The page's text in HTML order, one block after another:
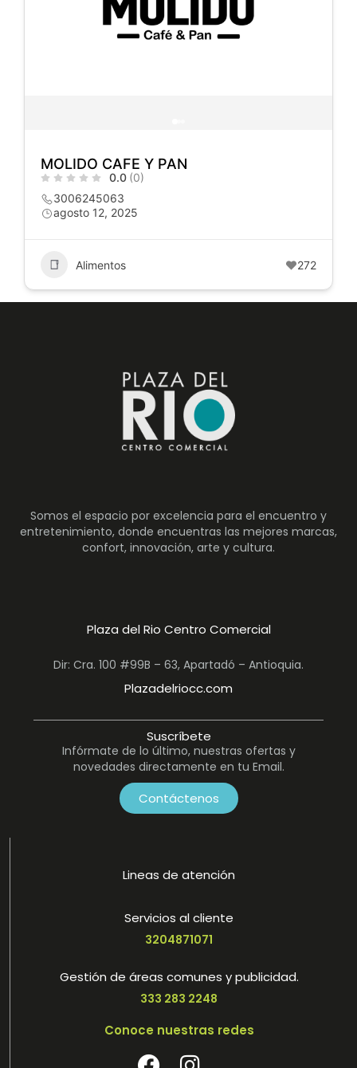
MOLIDO CAFE Y PAN
0.0 (0)
3006245063
agosto 12, 2025
Alimentos 272
Somos el espacio por excelencia para el encuentro y
entretenimiento, donde encuentras las mejores marcas,
confort, innovación, arte y cultura.
Plaza del Rio Centro Comercial
Dir: Cra. 100 #99B – 63, Apartadó – Antioquia.
Plazadelriocc.com
Suscríbete
Infórmate de lo último, nuestras ofertas y
novedades directamente en tu Email.
Contáctenos
Lineas de atención
Servicios al cliente
3204871071
Gestión de áreas comunes y publicidad.
333 283 2248
Conoce nuestras redes